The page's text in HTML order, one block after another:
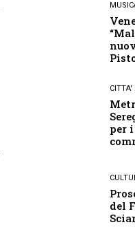
CITTA'
per
del